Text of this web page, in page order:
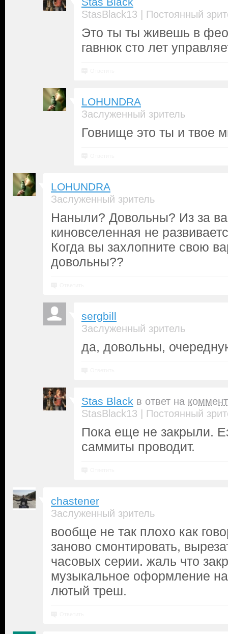
StasBlack13 | Постоянный
Это ты ты живешь в
гавнюк сто лет
LOHUNDRA
Заслуженный зритель
Говнище это ты и твое
LOHUNDRA
Заслуженный зритель
Наныли? Довольны? Из за
киновселенная не
Когда вы захлопните свою
довольны??
sergbill
Заслуженный зритель
да, довольны,
Stas Black в ответ на
StasBlack13 | Постоянный
Пока еще не закрыли.
саммиты проводит.
chastener
Заслуженный зритель
вообще не так плохо как
заново смонтировать,
часовых серии. жаль что
музыкальное оформление
лютый треш.